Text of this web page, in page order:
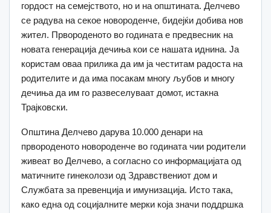
гордост на семејството, но и на општината. Делчево
се радува на секое новороденче, бидејќи добива нов
жител. Првороденото во годината е предвесник на
новата генерација дечиња кои се нашата иднина. Ја
користам оваа прилика да им ја честитам радоста на
родителите и да има посакам многу љубов и многу
дечиња да им го развеселуваат домот, истакна
Трајковски.
Општина Делчево дарува 10.000 денари на
првороденото новороденче во годината чии родители
живеат во Делчево, а согласно со информацијата од
матичните гинеколози од Здравствениот дом и
Службата за превенција и имунизација. Исто така,
како една од социјалните мерки која значи поддршка